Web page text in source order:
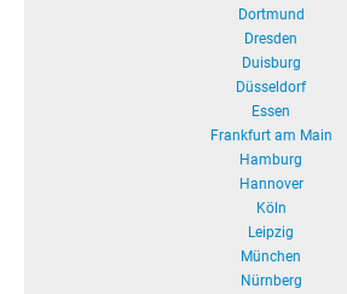
Dortmund
Dresden
Duisburg
Düsseldorf
Essen
Frankfurt am Main
Hamburg
Hannover
Köln
Leipzig
München
Nürnberg